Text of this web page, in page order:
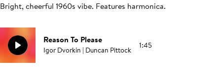
Bright, cheerful 1960s vibe. Features harmonica.
Reason To Please
Igor Dvorkin | Duncan Pittock 1:45